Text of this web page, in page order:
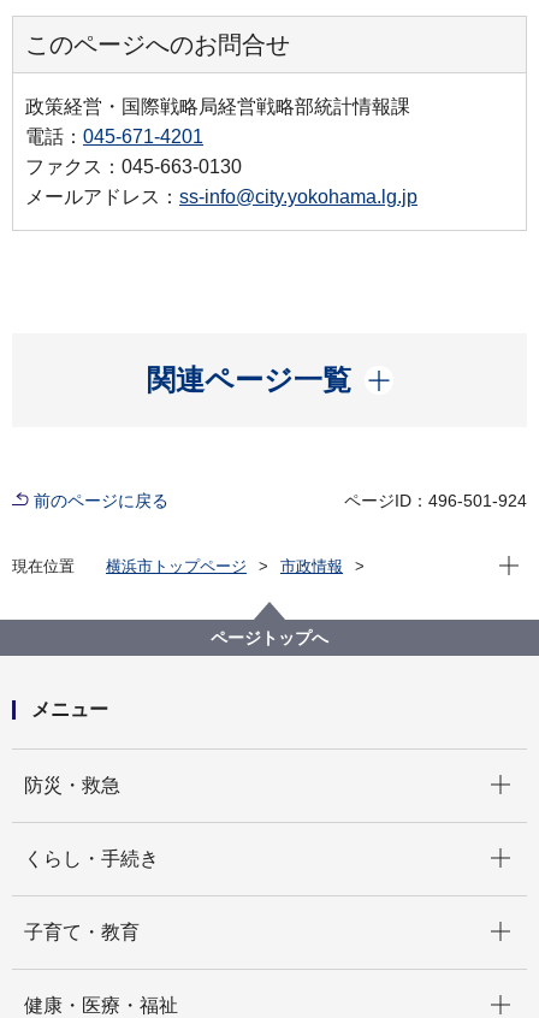
このページへのお問合せ
政策経営・国際戦略局経営戦略部統計情報課
電話： 045-671-4201
ファクス：045-663-0130
メールアドレス： ss-info@city.yokohama.lg.jp
関連ページ一覧
開く
前のページに戻る ページID：496-501-924
現在位置 横浜市トップページ
市政情報
横浜市統計書
横浜市統計書 第11章 上下水道
現在
ページトップへ
メニュー
防災・救急
くらし・手続き
子育て・教育
健康・医療・福祉